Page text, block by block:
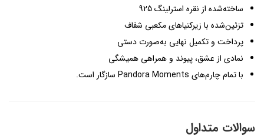
ساخته‌شده از نقره استرلینگ 925
تزئین‌شده با زیرکنیاهای مکعبی شفاف
پرداخت و تکمیل نهایی به‌صورت دستی
نمادی از عشق، پیوند و همراهی همیشگی
با تمام چارم‌های Pandora Moments سازگار است.
سوالات متداول